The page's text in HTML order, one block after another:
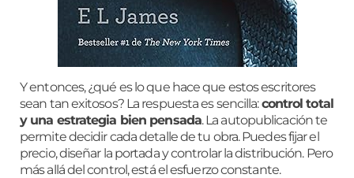
Y entonces, ¿qué es lo que hace que estos escritores
sean tan exitosos? La respuesta es sencilla:control total
y una estrategia bien pensada. La autopublicación te
permite decidir cada detalle de tu obra. Puedes fijar el
precio, diseñar la portada y controlar la distribución. Pero
más allá del control, está el esfuerzo constante.